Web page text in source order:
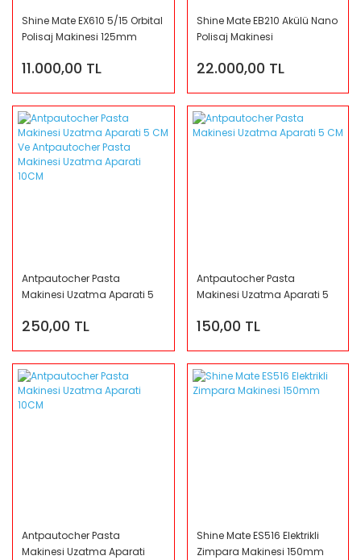
Shine Mate EX610 5/15 Orbital
Polisaj Makinesi 125mm
11.000,00 TL
Shine Mate EB210 Akülü Nano
Polisaj Makinesi
22.000,00 TL
Antpautocher Pasta
Makinesi Uzatma Aparati 5
Makinesi Uzatma Aparati
250,00 TL
Antpautocher Pasta
Makinesi Uzatma Aparati 5
150,00 TL
Antpautocher Pasta
Makinesi Uzatma Aparati
Shine Mate ES516 Elektrikli
Zimpara Makinesi 150mm